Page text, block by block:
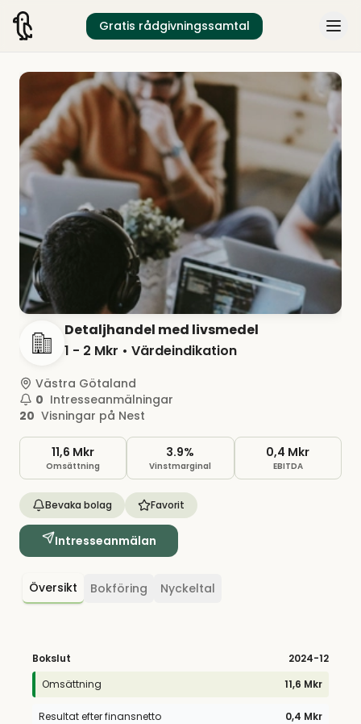
Gratis rådgivningssamtal
Detaljhandel med livsmedel
1 - 2 Mkr • Värdeindikation
Västra Götaland
0 Intresseanmälningar
20 Visningar på Nest
11,6 Mkr
Omsättning
3.9%
Vinstmarginal
0,4 Mkr
EBITDA
Bevaka bolag Favorit
Intresseanmälan
Översikt Bokföring Nyckeltal
Bokslut 2024-12
Omsättning
11,6 Mkr
Resultat efter finansnetto 0,4 Mkr